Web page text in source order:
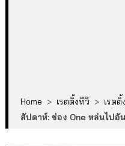
Home > เรตติ้งทีวี > เรต
สัปดาห์: ช่อง One หล่นไป